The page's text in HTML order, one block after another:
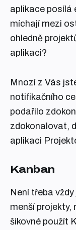
aplikace posílá
míchají mezi
ohledně
aplikaci?
Mnozí z Vás
notifikačního
podařilo
zdokonalovat,
aplikaci
Kanban
Není třeba
menší projekty,
šikovné použít